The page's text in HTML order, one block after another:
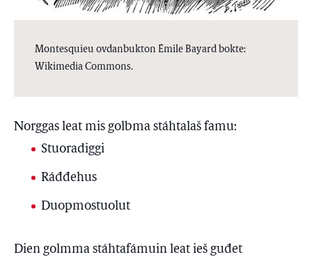
Montesquieu ovdanbukton Émile Bayard bokte:
Wikimedia Commons.
Norggas leat mis golbma stáhtalaš famu:
Stuoradiggi
Ráđđehus
Duopmostuolut
Dien golmma stáhtafámuin leat ieš guđet